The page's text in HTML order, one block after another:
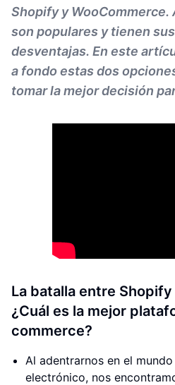
Shopify y WooCommerce.
son populares y tienen
desventajas. En este
a fondo estas dos
tomar la mejor decisión
La batalla entre
¿Cuál es la mejor
commerce?
Al adentrarnos en el
electrónico, nos